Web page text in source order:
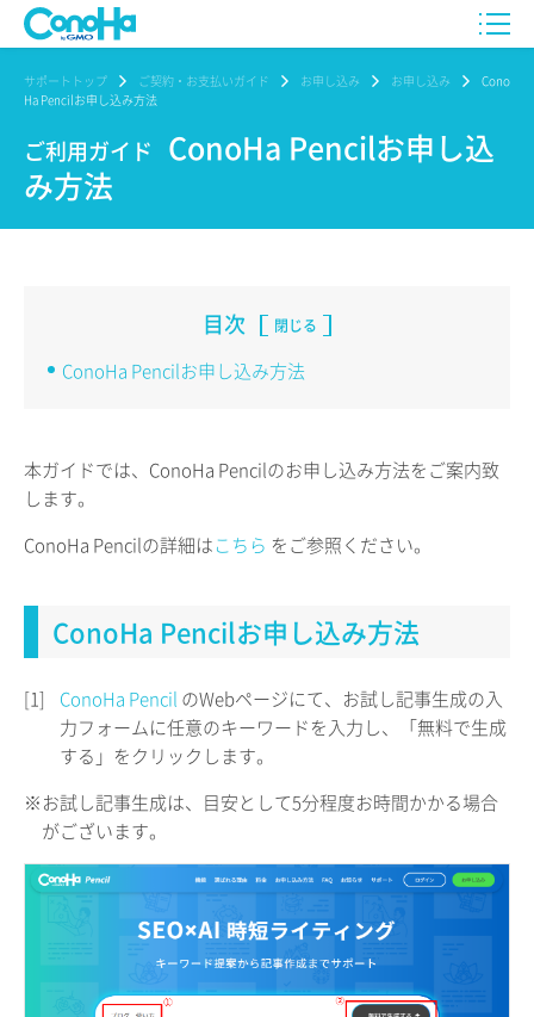
サポートトップ ご契約・お支払いガイド お申し込み お申し込み
Cono
Ha Pencilお申し込み方法
ご利用ガイド ConoHa Pencilお申し込
み方法
目次 閉じる
ConoHa Pencilお申し込み方法
本ガイドでは、ConoHa Pencilのお申し込み方法をご案内致
します。
ConoHa Pencilの詳細はこちら をご参照ください。
ConoHa Pencilお申し込み方法
[1] ConoHa Pencil のWebページにて、お試し記事生成の入
力フォームに任意のキーワードを入力し、「無料で生成
する」をクリックします。
※お試し記事生成は、目安として5分程度お時間かかる場合
がございます。